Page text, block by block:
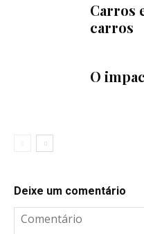
Carros
carros
O
Deixe um comentário